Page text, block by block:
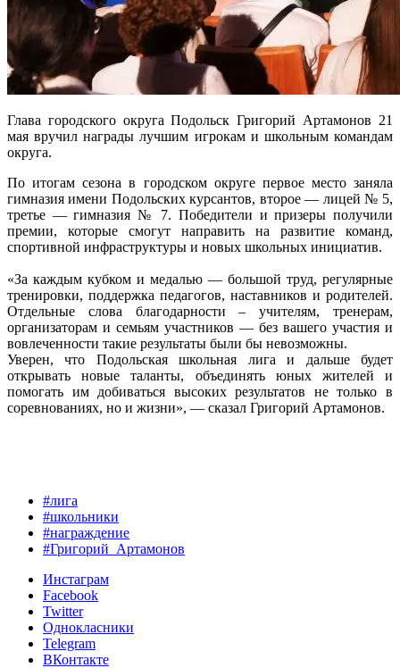
Глава городского округа Подольск Григорий Артамонов 21
мая вручил награды лучшим игрокам и школьным командам
округа.
По итогам сезона в городском округе первое место заняла
гимназия имени Подольских курсантов, второе — лицей № 5,
третье — гимназия № 7. Победители и призеры получили
премии, которые смогут направить на развитие команд,
спортивной инфраструктуры и новых школьных инициатив.
«За каждым кубком и медалью — большой труд, регулярные
тренировки, поддержка педагогов, наставников и родителей.
Отдельные слова благодарности – учителям, тренерам,
организаторам и семьям участников — без вашего участия и
вовлеченности такие результаты были бы невозможны.
Уверен, что Подольская школьная лига и дальше будет
открывать новые таланты, объединять юных жителей и
помогать им добиваться высоких результатов не только в
соревнованиях, но и жизни», — сказал Григорий Артамонов.
#лига
#школьники
#награждение
#Григорий_Артамонов
Инстаграм
Facebook
Twitter
Однокласники
Telegram
ВКонтакте